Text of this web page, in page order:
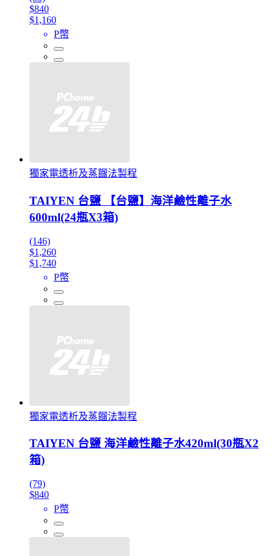
$840
$1,160
P幣
獨家電透析及蒸餾法製程
TAIYEN 台鹽 【台鹽】海洋鹼性離子水
600ml(24瓶X3箱)
(146)
$1,260
$1,740
P幣
獨家電透析及蒸餾法製程
TAIYEN 台鹽 海洋鹼性離子水420ml(30瓶X2
箱)
(79)
$840
P幣